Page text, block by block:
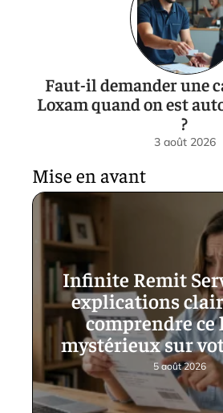
Faut-il demander une
Loxam quand on est
?
3 août 2026
Mise en avant
Infinite Remit
explications
comprendre
mystérieux sur
5 août 2026